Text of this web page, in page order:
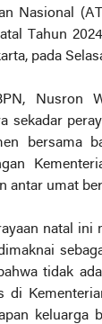
Nasional
Tahun
pada
Nusron
sekadar
bersama
antar umat
natal ini
tidak
di
keluarga